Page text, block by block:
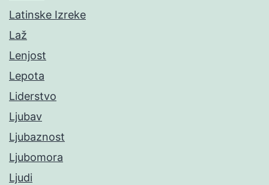
Latinske Izreke
Laž
Lenjost
Lepota
Liderstvo
Ljubav
Ljubaznost
Ljubomora
Ljudi